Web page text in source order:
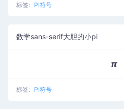
标签: PI符号
数学sans-serif大胆的小pi
𝞹
标签: PI符号